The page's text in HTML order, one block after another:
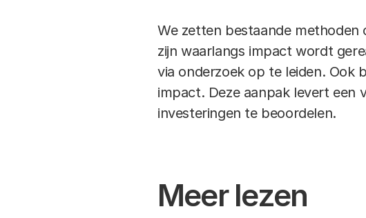
We zetten bestaande
zijn waarlangs impact wordt
via onderzoek op te leiden. Ook
impact. Deze aanpak levert een
investeringen te beoordelen.
Meer lezen